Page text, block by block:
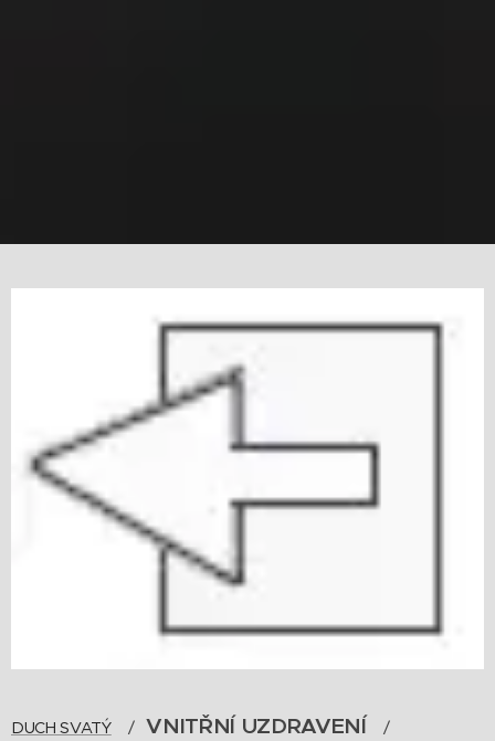
DUCH SVATÝ / VNITŘNÍ UZDRAVENÍ /